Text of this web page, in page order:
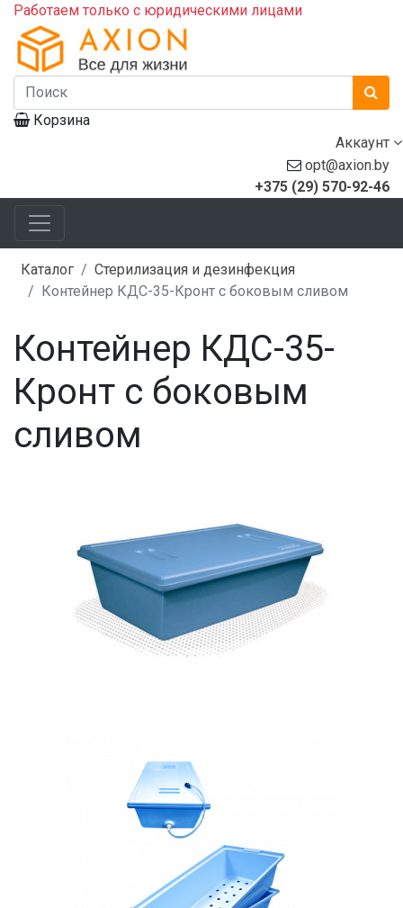
Работаем только с юридическими лицами
Корзина
Аккаунт
opt@axion.by
+375 (29) 570-92-46
Каталог
Стерилизация и дезинфекция
Контейнер КДС-35-Кронт с боковым сливом
Контейнер КДС-35-
Кронт с боковым
сливом